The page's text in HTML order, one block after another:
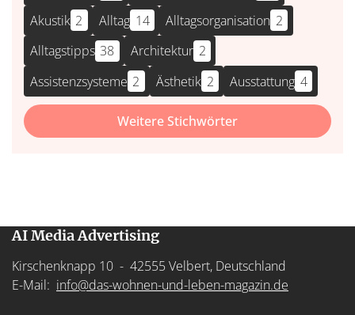
Akustik 2 Alltag 14 Alltagsorganisation 2
Alltagstipps 38 Architektur 2
Assistenzsysteme 2 Ästhetik 2 Ausstattung 4
Weitere Stichwörter
AI Media Advertising
Kirschenknapp 10 - 42555 Velbert, Deutschland
E-Mail: info@das-wohnen-und-leben-magazin.de